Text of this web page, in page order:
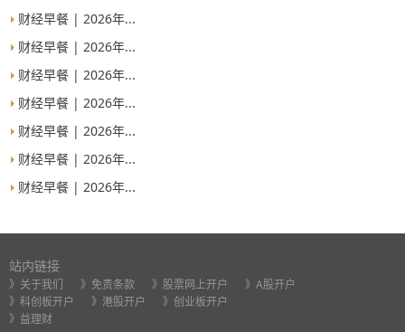
财经早餐 | 2026年...
财经早餐 | 2026年...
财经早餐 | 2026年...
财经早餐 | 2026年...
财经早餐 | 2026年...
财经早餐 | 2026年...
财经早餐 | 2026年...
站内链接
》关于我们 》免责条款 》股票网上开户
》A股开户
》科创板开户
》港股开户
》创业板开户
》益理财